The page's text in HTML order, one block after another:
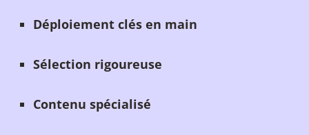
Déploiement clés en main
Sélection rigoureuse
Contenu spécialisé